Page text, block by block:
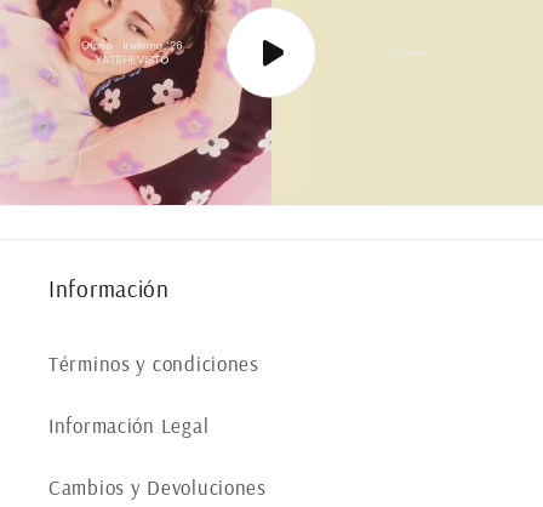
Información
Términos y condiciones
Información Legal
Cambios y Devoluciones